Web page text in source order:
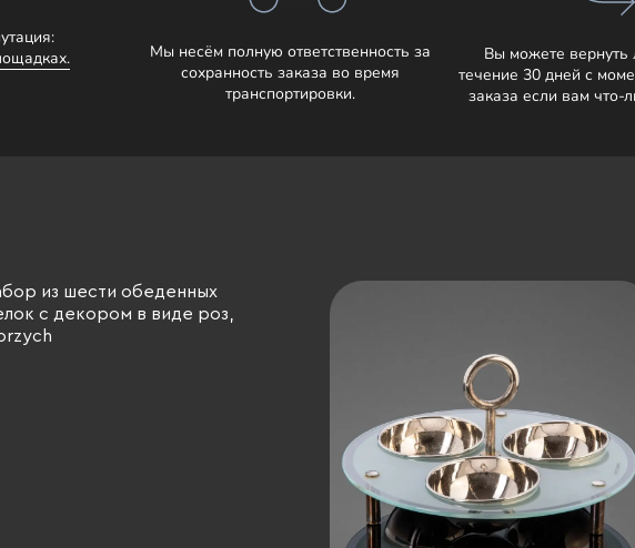
Мы несём полную ответственность за
сохранность заказа во время
транспортировки.
Вы можете вернуть
течение 30 дней с
заказа если вам что-